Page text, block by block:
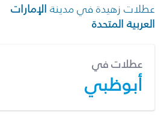
عطلات زهيدة في مدينة الإمارات
العربية المتحدة
عطلات في
أبوظبي